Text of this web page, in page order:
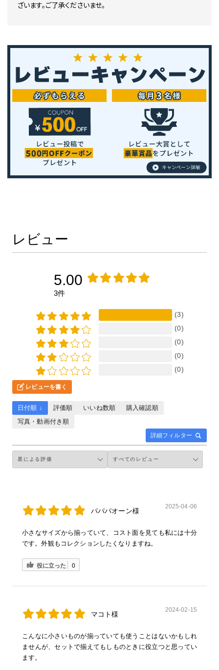
ざいます。ご了承くださいませ。
レビュー
5.00
3件
(3)
(0)
(0)
(0)
(0)
レビューを書く
詳細フィルター
日付順 ↓ 評価順 いいね数順
購入確認順
写真・動画付き順
パパパオーン様
2025-04-06
小さなサイズから揃っていて、コスト面を見ても私には十分
です。外観もコレクションしたくなりますね。
役に立った 0
マコト様
2024-02-15
こんなに小さいものが揃っていても使うことはないかもしれ
ませんが、セットで揃えてもしものときに役立つと思ってい
ます。